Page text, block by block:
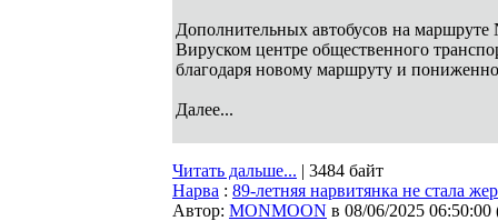
Дополнительных автобусов на
Вируском центре общественного
благодаря новому маршруту и
Далее...
Читать дальше... | 3484 байт
Нарва : 89-летняя нарвитянка не стала
Автор: MONMOON в 08/06/2025 06:50:00